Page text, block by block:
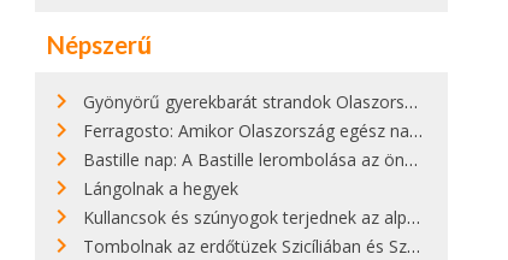
Népszerű
Gyönyörű gyerekbarát strandok Olaszországban - megmutatjuk a 15 legjobbat
Ferragosto: Amikor Olaszország egész nap nyaral
Bastille nap: A Bastille lerombolása az önkényuralom végét jelentette
Lángolnak a hegyek
Kullancsok és szúnyogok terjednek az alpesi legelőkön
Tombolnak az erdőtüzek Szicíliában és Szardínián